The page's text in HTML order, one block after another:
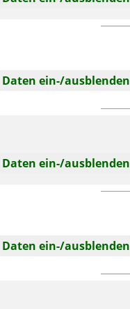
Daten ein-/ausblenden
Daten ein-/ausblenden
Daten ein-/ausblenden